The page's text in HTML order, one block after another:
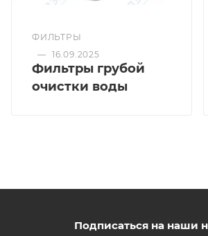
ФИЛЬТРЫ
— 16.09.2025
Фильтры грубой
очистки воды
Подписаться на наши